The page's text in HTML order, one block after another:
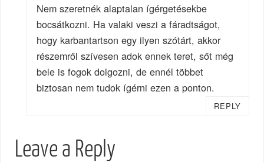
Nem szeretnék alaptalan ígérgetésekbe
bocsátkozni. Ha valaki veszi a fáradtságot,
hogy karbantartson egy ilyen szótárt, akkor
részemről szívesen adok ennek teret, sőt még
bele is fogok dolgozni, de ennél többet
biztosan nem tudok ígérni ezen a ponton.
REPLY
Leave a Reply